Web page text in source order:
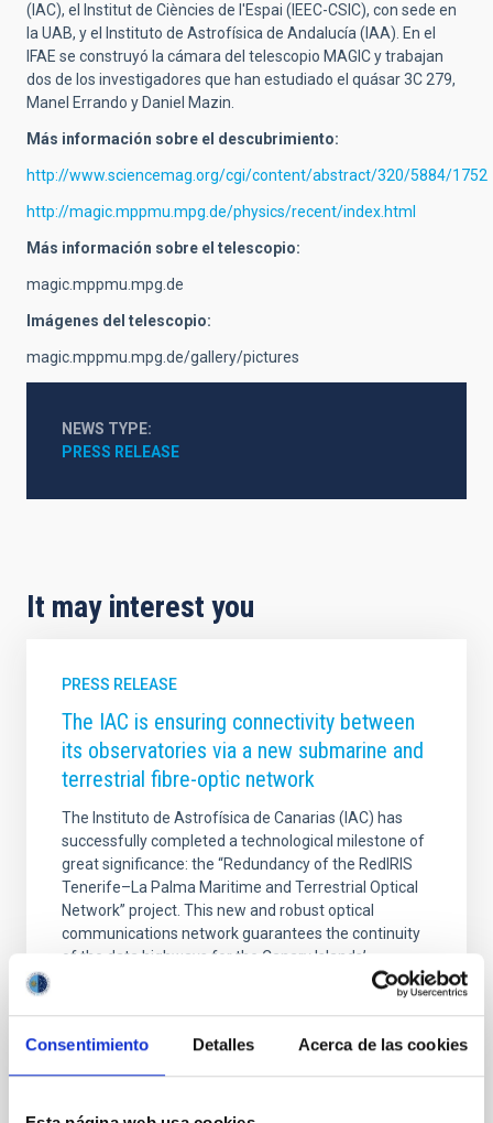
Consentimiento Detalles Acerca de las cookies
(IAC), el Institut de Ciències de l'Espai (IEEC-CSIC), con sede en
la UAB, y el Instituto de Astrofísica de Andalucía (IAA). En el
IFAE se construyó la cámara del telescopio MAGIC y trabajan
dos de los investigadores que han estudiado el quásar 3C 279,
Manel Errando y Daniel Mazin.
Más información sobre el descubrimiento:
http://www.sciencemag.org/cgi/content/abstract/320/5884/1752
http://magic.mppmu.mpg.de/physics/recent/index.html
Más información sobre el telescopio:
magic.mppmu.mpg.de
Imágenes del telescopio:
magic.mppmu.mpg.de/gallery/pictures
NEWS TYPE
PRESS RELEASE
It may interest you
PRESS RELEASE
The IAC is ensuring connectivity between
its observatories via a new submarine and
terrestrial fibre-optic network
The Instituto de Astrofísica de Canarias (IAC) has
successfully completed a technological milestone of
great significance: the “Redundancy of the RedIRIS
Tenerife–La Palma Maritime and Terrestrial Optical
Network” project. This new and robust optical
communications network guarantees the continuity
of the data highways for the Canary Islands’
observatories — the Teide Observatory (OT) in
connectivity in the event of any technical or
environmental contingency. This achievement is the